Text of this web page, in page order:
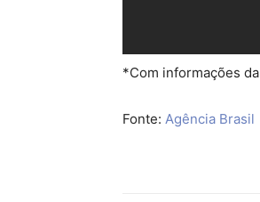
*Com informações da
Fonte: Agência Brasil